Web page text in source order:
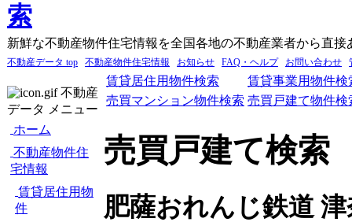
新鮮な不動産物件住宅情報を全国各地の不動産業者から直接
不動産データ top 不動産物件住宅情報 お知らせ FAQ・ヘルプ お問い合わせ
不動産
データ メニュー
ホーム
不動産物件住
宅情報
賃貸居住用物
件
賃貸居住用物件検索
賃貸事業用物件検
売買マンション物件検索 売買戸建て物件検
売買戸建て検索
肥薩おれんじ鉄道